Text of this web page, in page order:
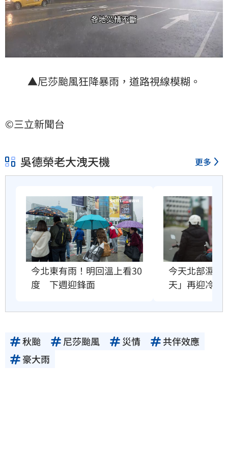
▲尼莎颱風狂降暴雨，道路視線模糊。
©三立新聞台
吳德榮老大洩天機 更多
今北東有雨！明回溫上看30
度　下週迎鋒面
今天北部濕冷
天」再迎冷空
秋颱 尼莎颱風 災情
共伴效應
豪大雨